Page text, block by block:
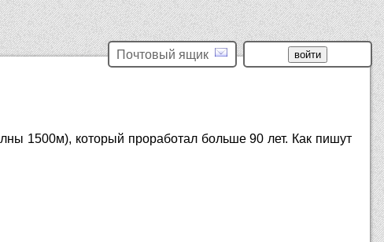
Почтовый ящик
1500м), который проработал больше 90 лет. Как пишут